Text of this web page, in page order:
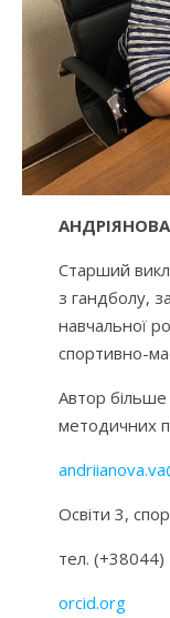
АНДРІЯНОВА
Старший
з гандболу,
навчальної
спортивно-
Автор
методичних
Освіти 3,
тел.
orcid.org